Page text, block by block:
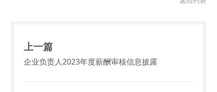
上一篇
企业负责人2023年度薪酬审核信息披露